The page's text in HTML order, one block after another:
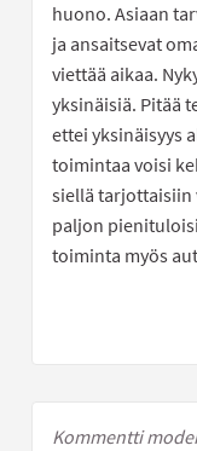
huono. Asiaan
ja ansaitsevat
viettää aikaa.
yksinäisiä. Pitää
ettei yksinäisyys
toimintaa voisi
siellä tarjottaisiin
paljon
toiminta myös
Kommentti